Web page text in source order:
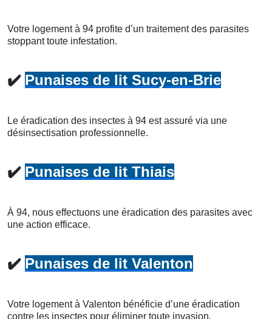
Votre logement à 94 profite d’un traitement des parasites
stoppant toute infestation.
✔️ Punaises de lit Sucy-en-Brie
Le éradication des insectes à 94 est assuré via une
désinsectisation professionnelle.
✔️ Punaises de lit Thiais
À 94, nous effectuons une éradication des parasites avec
une action efficace.
✔️ Punaises de lit Valenton
Votre logement à Valenton bénéficie d’une éradication
contre les insectes pour éliminer toute invasion.